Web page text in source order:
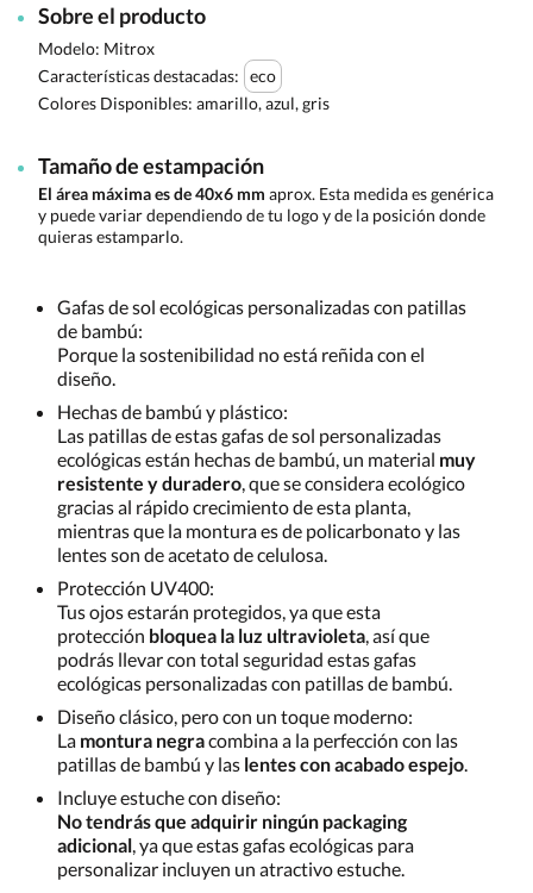
Sobre el producto
Modelo: Mitrox
Características destacadas: eco
Colores Disponibles: amarillo, azul, gris
Tamaño de estampación
El área máxima es de 40x6 mm aprox. Esta medida es genérica
y puede variar dependiendo de tu logo y de la posición donde
quieras estamparlo.
Gafas de sol ecológicas personalizadas con patillas
de bambú:
Porque la sostenibilidad no está reñida con el
diseño.
Hechas de bambú y plástico:
Las patillas de estas gafas de sol personalizadas
ecológicas están hechas de bambú, un material muy
resistente y duradero, que se considera ecológico
gracias al rápido crecimiento de esta planta,
mientras que la montura es de policarbonato y las
lentes son de acetato de celulosa.
Protección UV400:
Tus ojos estarán protegidos, ya que esta
protección bloquea la luz ultravioleta, así que
podrás llevar con total seguridad estas gafas
ecológicas personalizadas con patillas de bambú.
Diseño clásico, pero con un toque moderno:
La montura negracombina a la perfección con las
patillas de bambú y las lentes con acabado espejo.
Incluye estuche con diseño:
No tendrás que adquirir ningún packaging
adicional, ya que estas gafas ecológicas para
personalizar incluyen un atractivo estuche.